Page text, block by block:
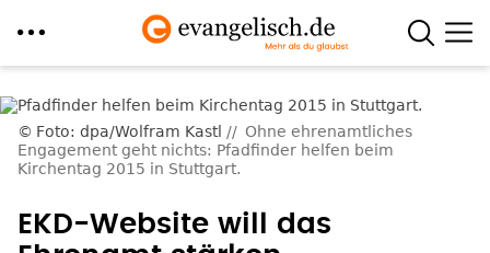
zum
InhaltFoto: dpa/Wolfram Kastl
Ohne ehrenamtliches
Engagement geht nichts: Pfadfinder helfen beim
Kirchentag 2015 in Stuttgart.
EKD-Website will das